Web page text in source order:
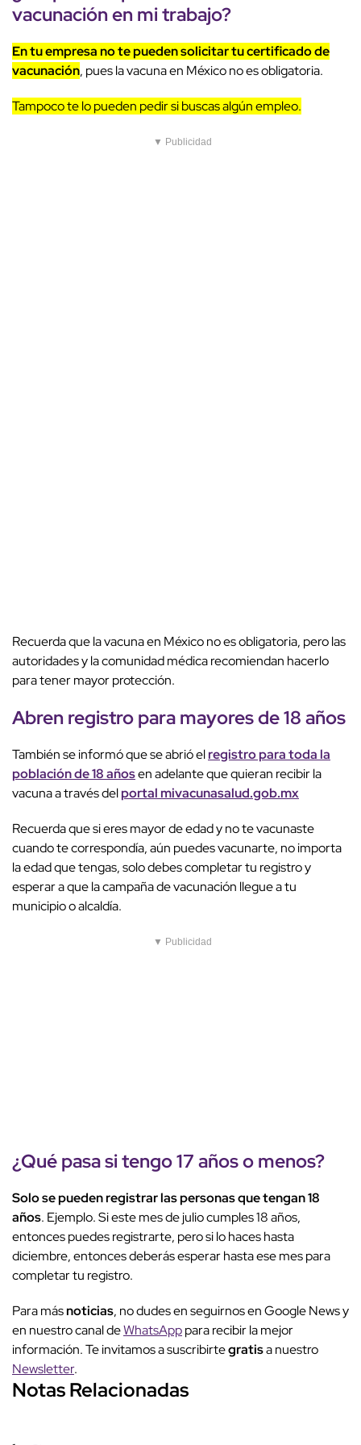
vacunación en mi trabajo?
En tu empresa no te pueden solicitar tu certificado de
vacunación, pues la vacuna en México no es obligatoria.
Tampoco te lo pueden pedir si buscas algún empleo.
▼ Publicidad
Recuerda que la vacuna en México no es obligatoria, pero las
autoridades y la comunidad médica recomiendan hacerlo
para tener mayor protección.
Abren registro para mayores de 18 años
También se informó que se abrió elregistro para toda la
población de 18 añosen adelante que quieran recibir la
vacuna a través delportal mivacunasalud.gob.mx
Recuerda que si eres mayor de edad y no te vacunaste
cuando te correspondía, aún puedes vacunarte, no importa
la edad que tengas, solo debes completar tu registro y
esperar a que la campaña de vacunación llegue a tu
municipio o alcaldía.
▼ Publicidad
¿Qué pasa si tengo 17 años o menos?
Solo se pueden registrar las personas que tengan 18
años. Ejemplo. Si este mes de julio cumples 18 años,
entonces puedes registrarte, pero si lo haces hasta
diciembre, entonces deberás esperar hasta ese mes para
completar tu registro.
Para másnoticias, no dudes en seguirnos en Google News y
en nuestro canal deWhatsApppara recibir la mejor
información. Te invitamos a suscribirtegratisa nuestro
Newsletter.
Notas Relacionadas